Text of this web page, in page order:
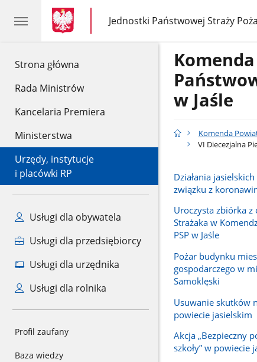
Strona główna
Rada Ministrów
Kancelaria Premiera
Ministerstwa
Urzędy, instytucje
i placówki RP
Usługi dla obywatela
Usługi dla przedsiębiorcy
Usługi dla urzędnika
Usługi dla rolnika
Profil zaufany
Baza wiedzy
gov.pl
gov.pl
Jednostki Państwowej Straży
gov.pl
Jednostki
Państwowej
w Jaśle
Komenda
VI Diecezjalna
Działania
związku z
Uroczysta zbiórka z
Strażaka w
PSP w Jaśle
Pożar budynku
gospodarczego w
Samoklęski
Usuwanie skutków
powiecie jasielskim
Akcja „Bezpieczny
szkoły” w powiecie